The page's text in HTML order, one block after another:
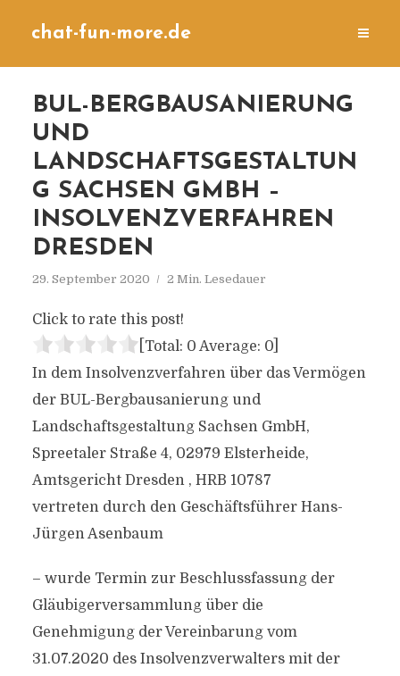
chat-fun-more.de
BUL-BERGBAUSANIERUNG
UND
LANDSCHAFTSGESTALTUN
G SACHSEN GMBH –
INSOLVENZVERFAHREN
DRESDEN
29. September 2020 2 Min. Lesedauer
Click to rate this post!
[Total: 0 Average: 0]
In dem Insolvenzverfahren über das Vermögen
der BUL-Bergbausanierung und
Landschaftsgestaltung Sachsen GmbH,
Spreetaler Straße 4, 02979 Elsterheide,
Amtsgericht Dresden , HRB 10787
vertreten durch den Geschäftsführer Hans-
Jürgen Asenbaum
– wurde Termin zur Beschlussfassung der
Gläubigerversammlung über die
Genehmigung der Vereinbarung vom
31.07.2020 des Insolvenzverwalters mit der